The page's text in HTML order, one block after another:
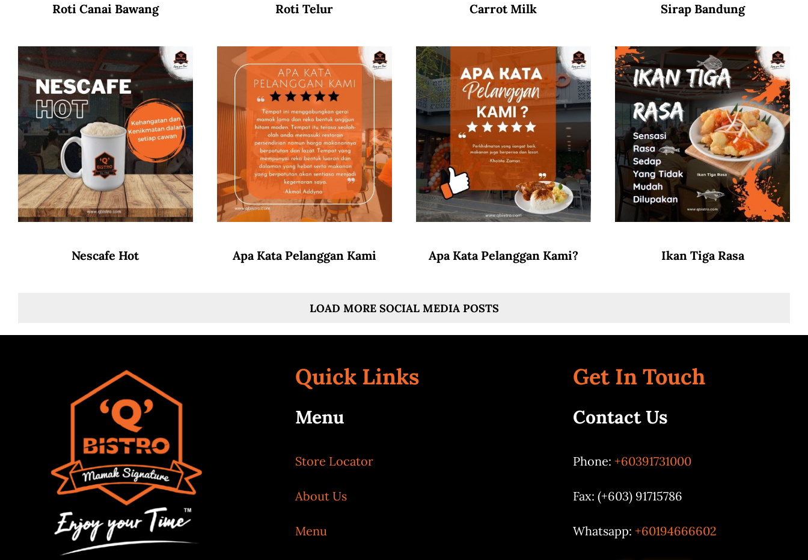
Roti Canai Bawang Roti Telur Carrot Milk Sirap Bandung
Nescafe Hot Apa Kata Pelanggan Kami Apa Kata Pelanggan Kami? Ikan Tiga Rasa
LOAD MORE SOCIAL MEDIA POSTS
Quick Links
Menu
Store Locator
About Us
Menu
Get In Touch
Contact Us
Phone: +60391731000
Fax: (+603) 91715786
Whatsapp: +60194666602